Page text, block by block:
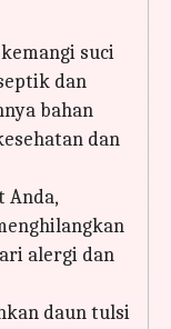
suci
dan
bahan
dan
Anda,
alergi dan
daun tulsi